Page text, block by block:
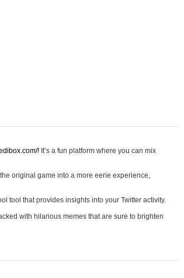
! It’s a fun platform where you can mix
original game into a more eerie experience,
tool that provides insights into your Twitter activity.
with hilarious memes that are sure to brighten